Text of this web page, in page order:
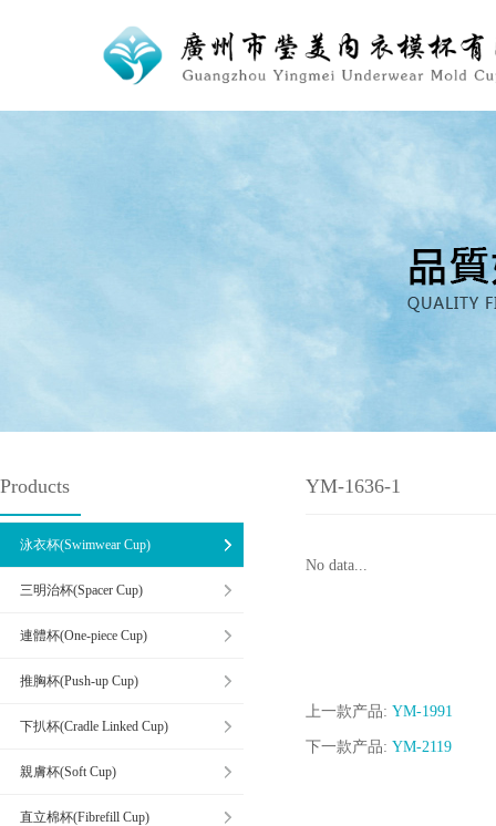
Products
泳衣杯(Swimwear Cup)
三明治杯(Spacer Cup)
連體杯(One-piece Cup)
推胸杯(Push-up Cup)
下扒杯(Cradle Linked Cup)
親膚杯(Soft Cup)
直立棉杯(Fibrefill Cup)
YM-1636-1
No data...
上一款产品: YM-1991
下一款产品: YM-2119